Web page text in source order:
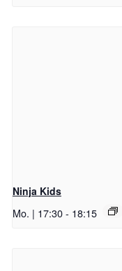
Ninja Kids
Mo. | 17:30- 18:15